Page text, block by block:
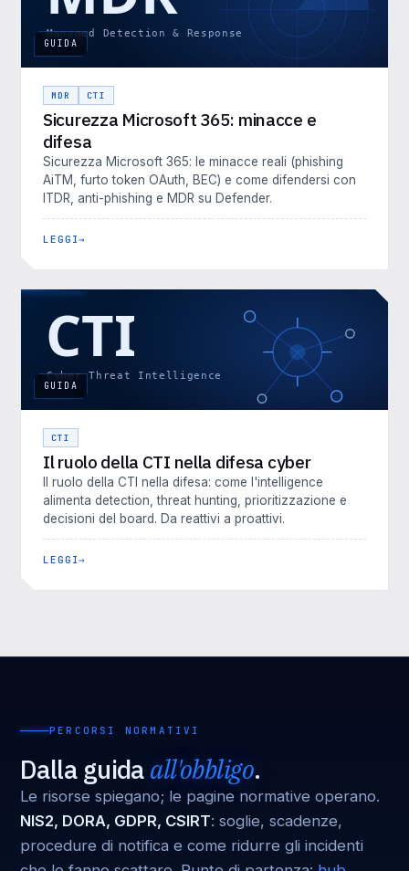
GUIDA
MDR CTI
Sicurezza Microsoft 365: minacce e
difesa
Sicurezza Microsoft 365: le minacce reali (phishing
AiTM, furto token OAuth, BEC) e come difendersi con
ITDR, anti-phishing e MDR su Defender.
LEGGI
GUIDA
CTI
Il ruolo della CTI nella difesa cyber
Il ruolo della CTI nella difesa: come l'intelligence
alimenta detection, threat hunting, prioritizzazione e
decisioni del board. Da reattivi a proattivi.
LEGGI
PERCORSI NORMATIVI
Dalla guidaall'obbligo.
Le risorse spiegano; le pagine normative operano.
NIS2, DORA, GDPR, CSIRT: soglie, scadenze,
procedure di notifica e come ridurre gli incidenti